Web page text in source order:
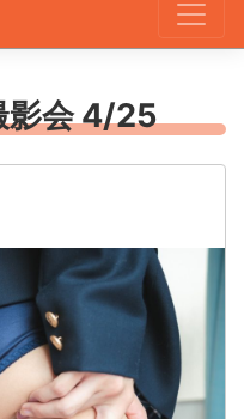
影会 4/25